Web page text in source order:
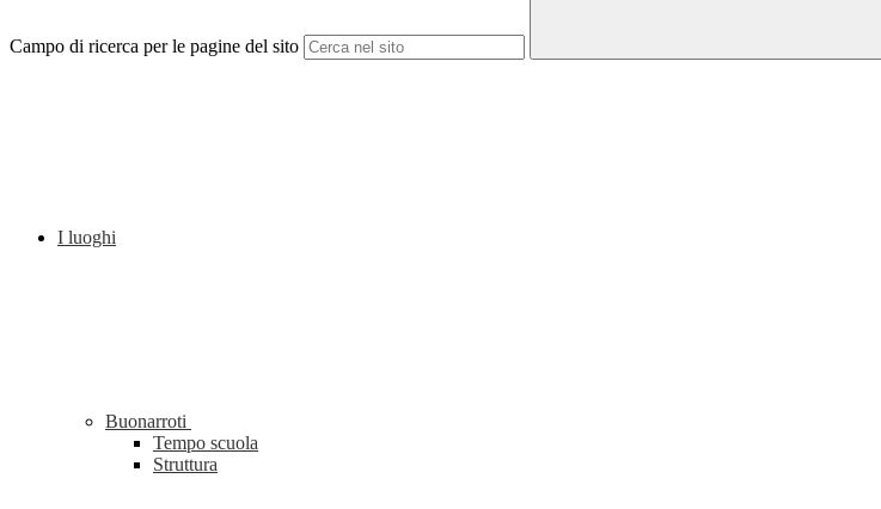
Campo di ricerca per le pagine del sito
I luoghi
Buonarroti
Tempo scuola
Struttura